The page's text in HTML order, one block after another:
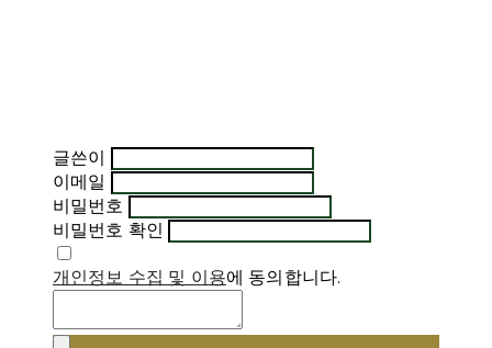
글쓴이
이메일
비밀번호
비밀번호 확인
개인정보 수집 및 이용에 동의합니다.